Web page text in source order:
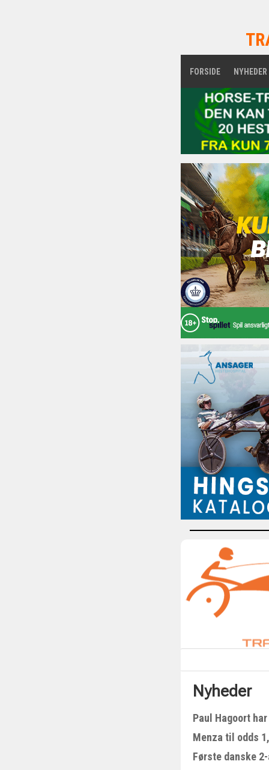
FORSIDE NYHEDER
Nyheder
Paul Hagoort
Menza til odds
Første danske